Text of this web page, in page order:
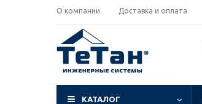
О компании Доставка и оплата
КАТАЛОГ